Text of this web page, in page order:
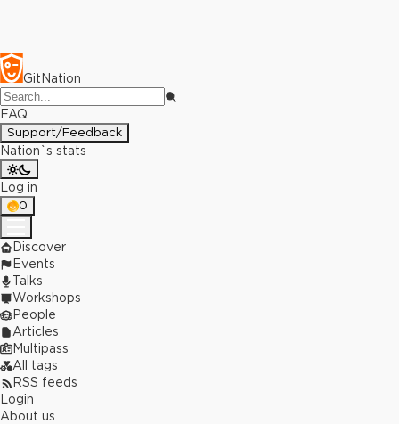
GitNation
FAQ
Support/Feedback
Nation`s stats
Log in
0
Discover
Events
Talks
Workshops
People
Articles
Multipass
All tags
RSS feeds
Login
About us